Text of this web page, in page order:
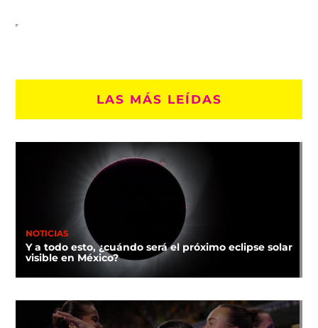
LAS MÁS LEÍDAS
NOTICIAS
Y a todo esto, ¿cuándo será el próximo eclipse solar
visible en México?